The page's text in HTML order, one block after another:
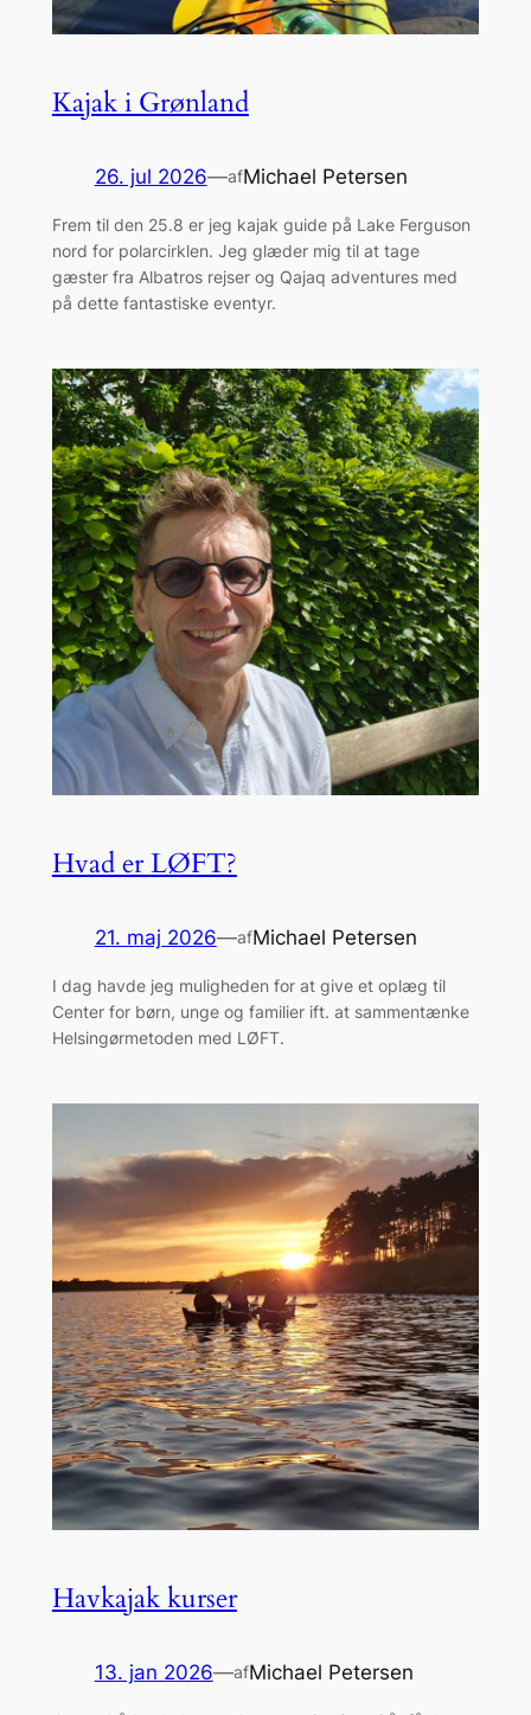
Kajak i Grønland
26. jul 2026—afMichael Petersen
Frem til den 25.8 er jeg kajak guide på Lake Ferguson
nord for polarcirklen. Jeg glæder mig til at tage
gæster fra Albatros rejser og Qajaq adventures med
på dette fantastiske eventyr.
Hvad er LØFT?
21. maj 2026—afMichael Petersen
I dag havde jeg muligheden for at give et oplæg til
Center for børn, unge og familier ift. at sammentænke
Helsingørmetoden med LØFT.
Havkajak kurser
13. jan 2026—afMichael Petersen